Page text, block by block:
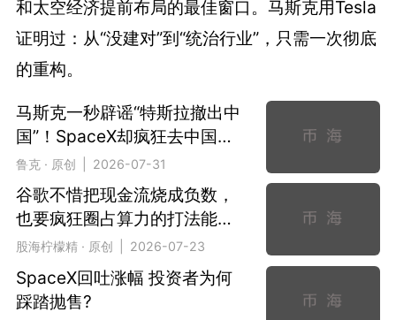
和太空经济提前布局的最佳窗口。马斯克用Tesla
证明过：从“没建对”到“统治行业”，只需一次彻底
的重构。
马斯克一秒辟谣“特斯拉撤出中
国”！SpaceX却疯狂去中国
化？
鲁克 · 原创 | 2026-07-31
谷歌不惜把现金流烧成负数，
也要疯狂圈占算力的打法能赢
吗？
股海柠檬精 · 原创 | 2026-07-23
SpaceX回吐涨幅 投资者为何
踩踏抛售?